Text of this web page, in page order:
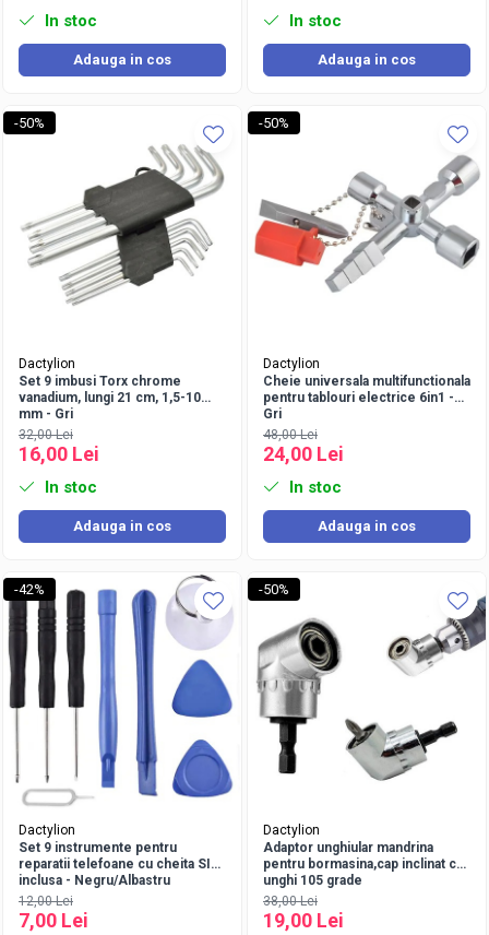
In stoc
Adauga in cos
In stoc
Adauga in cos
-50%
Dactylion
Set 9 imbusi Torx chrome
vanadium, lungi 21 cm, 1,5-10
mm - Gri
32,00 Lei
16,00 Lei
In stoc
Adauga in cos
-50%
Dactylion
Cheie universala multifunctionala
pentru tablouri electrice 6in1 -
Gri
48,00 Lei
24,00 Lei
In stoc
Adauga in cos
-42%
Dactylion
Set 9 instrumente pentru
reparatii telefoane cu cheita SIM
inclusa - Negru/Albastru
12,00 Lei
7,00 Lei
-50%
Dactylion
Adaptor unghiular mandrina
pentru bormasina,cap inclinat cu
unghi 105 grade
38,00 Lei
19,00 Lei